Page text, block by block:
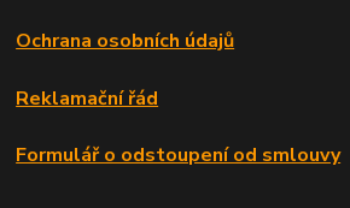
Ochrana osobních údajů
Reklamační řád
Formulář o odstoupení od smlouvy